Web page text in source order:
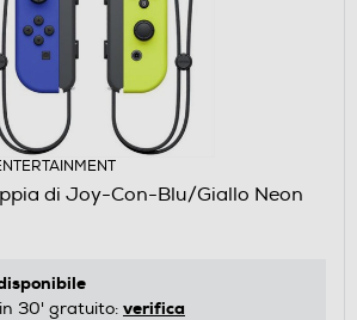
di Joy-Con-Blu/Giallo Neon
30' gratuito: verifica